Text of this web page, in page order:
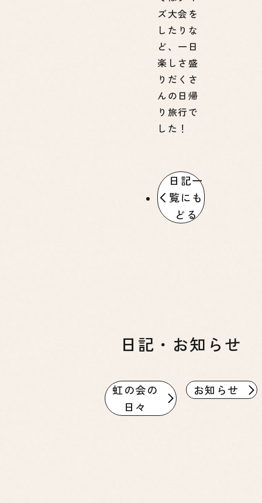
ズ大会を
したりな
ど、一日
楽しさ盛
りだくさ
んの日帰
り旅行で
した！
日記一
覧にも
どる
日記・お知らせ
虹の会の
日々
お知らせ